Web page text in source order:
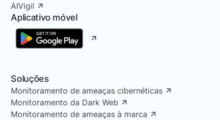
AIVigil
Aplicativo móvel
Soluções
Monitoramento de ameaças cibernéticas
Monitoramento da Dark Web
Monitoramento de ameaças à marca